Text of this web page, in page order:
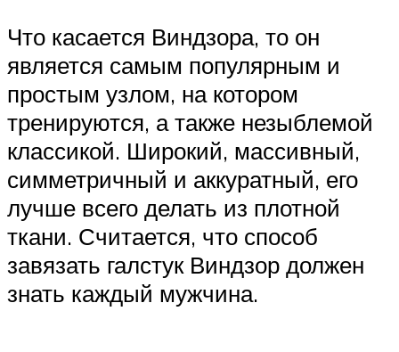
Что касается Виндзора, то он
является самым популярным и
простым узлом, на котором
тренируются, а также незыблемой
классикой. Широкий, массивный,
симметричный и аккуратный, его
лучше всего делать из плотной
ткани. Считается, что способ
завязать галстук Виндзор должен
знать каждый мужчина.